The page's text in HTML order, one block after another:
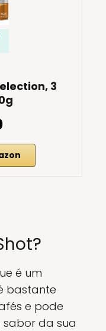
3
é um
bastante
e pode
da sua